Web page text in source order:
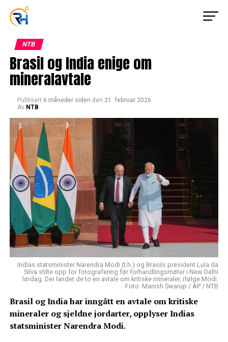
NTB
Brasil og India enige om
mineralavtale
Publisert 6 måneder siden den 21. februar 2026
Av NTB
Indias statsminister Narendra Modi (t.h.) og Brasils president Lula da
Silva stilte opp for fotografering før forhandlingsmøter i New Delhi
lørdag. Der landet de to en avtale om kritiske mineraler, ifølge Modi.
Foto: Manish Swarup / AP / NTB
Brasil og India har inngått en avtale om kritiske
mineraler og sjeldne jordarter, opplyser Indias
statsminister Narendra Modi.